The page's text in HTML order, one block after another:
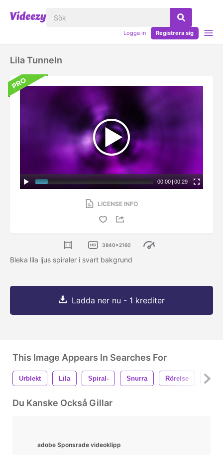
Logga in Registrera sig
Lila Tunneln
00:00 | 00:29
LICENSE INFO
3840x2160
Bleka lila ljus spiraler i svart bakgrund
Ladda ner nu - 1 krediter
This Image Appears In Searches For
Urblekt Lila Spiral- Snurra Rörelse
Du Kanske Också Gillar
adobe Sponsrade videoklipp